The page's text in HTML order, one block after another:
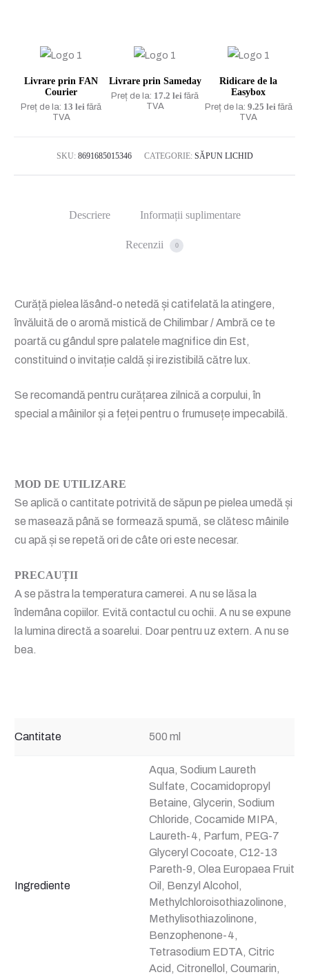
Măsline
500
ML
Livrare prin FAN
Courier
Preț de la: 13 leifără
TVA
Livrare prin Sameday
Preț de la: 17.2 leifără
TVA
Ridicare de la
Easybox
Preț de la: 9.25 leifără
TVA
SKU: 8691685015346 CATEGORIE: SĂPUN LICHID
Descriere Informații suplimentare
Recenzii 0
Curăță pielea lăsând-o netedă și catifelată la atingere,
învăluită de o aromă mistică de Chilimbar / Ambră ce te
poartă cu gândul spre palatele magnifice din Est,
constituind o invitație caldă și irezistibilă către lux.
Se recomandă pentru curățarea zilnică a corpului, în
special a mâinilor și a feței pentru o frumusețe impecabilă.
MOD DE UTILIZARE
Se aplică o cantitate potrivită de săpun pe pielea umedă și
se masează până se formează spumă, se clătesc mâinile
cu apă și se repetă ori de câte ori este necesar.
PRECAUȚII
A se păstra la temperatura camerei. A nu se lăsa la
îndemâna copiilor. Evită contactul cu ochii. A nu se expune
la lumina directă a soarelui. Doar pentru uz extern. A nu se
bea.
Cantitate 500 ml
Ingrediente
Aqua, Sodium Laureth
Sulfate, Cocamidopropyl
Betaine, Glycerin, Sodium
Chloride, Cocamide MIPA,
Laureth-4, Parfum, PEG-7
Glyceryl Cocoate, C12-13
Pareth-9, Olea Europaea Fruit
Oil, Benzyl Alcohol,
Methylchloroisothiazolinone,
Methylisothiazolinone,
Benzophenone-4,
Tetrasodium EDTA, Citric
Acid, Citronellol, Coumarin,